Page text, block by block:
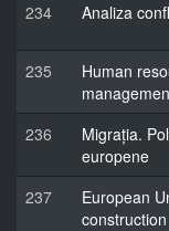
234 Analiza
235
Human
236
Migrația.
europene
237
European
construction